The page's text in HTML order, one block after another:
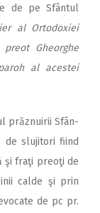
de pe Sfântul
al Ortodoxiei
Gheorghe
al acestei
prăznuirii Sfân-
de slujitori fiind
şi fraţi preoţi de
calde şi prin
de pc pr.